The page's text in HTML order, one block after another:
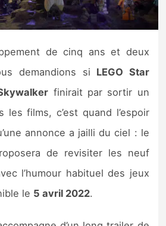
de cinq ans et deux
demandions si LEGO Star
finirait par sortir un
les films, c’est quand l’espoir
annonce a jailli du ciel : le
de revisiter les neuf
l’humour habituel des jeux
le 5 avril 2022.